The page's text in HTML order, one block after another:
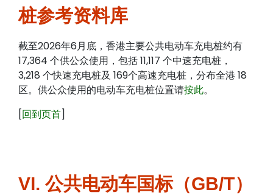
桩参考资料库
截至2026年6月底，香港主要公共电动车充电桩约有
17,364 个供公众使用，包括 11,117 个中速充电桩，
3,218 个快速充电桩及 169个高速充电桩，分布全港 18
区。供公众使用的电动车充电桩位置请按此。
[回到页首]
VI. 公共电动车国标（GB/T）